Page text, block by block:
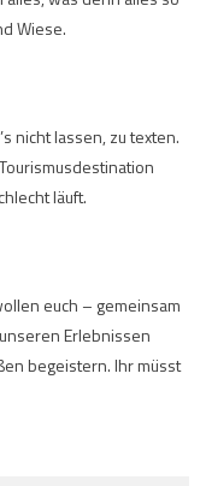
Wiese.
nicht lassen, zu texten.
läuft.
euch – gemeinsam
Erlebnissen
begeistern. Ihr müsst